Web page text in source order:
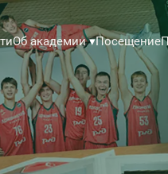
Об академии▾Посещение